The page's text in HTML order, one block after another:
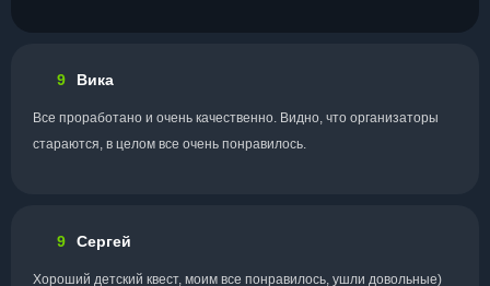
9 Вика
Все проработано и очень качественно. Видно, что организаторы
стараются, в целом все очень понравилось.
9 Сергей
Хороший детский квест, моим все понравилось, ушли довольные)